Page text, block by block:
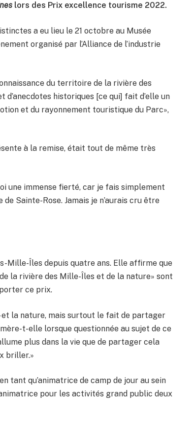
lors des Prix excellence tourisme 2022.
a eu lieu le 21 octobre au Musée
organisé par l’Alliance de l’industrie
du territoire de la rivière des
historiques [ce qui] fait d’elle un
et du rayonnement touristique du Parc»,
à la remise, était tout de même très
une immense fierté, car je fais simplement
Sainte-Rose. Jamais je n’aurais cru être
Mille-Îles depuis quatre ans. Elle affirme que
la rivière des Mille-Îles et de la nature» sont
ce prix.
et la nature, mais surtout le fait de partager
t-elle lorsque questionnée au sujet de ce
plus dans la vie que de partager cela
briller.»
tant qu’animatrice de camp de jour au sein
pour les activités grand public deux